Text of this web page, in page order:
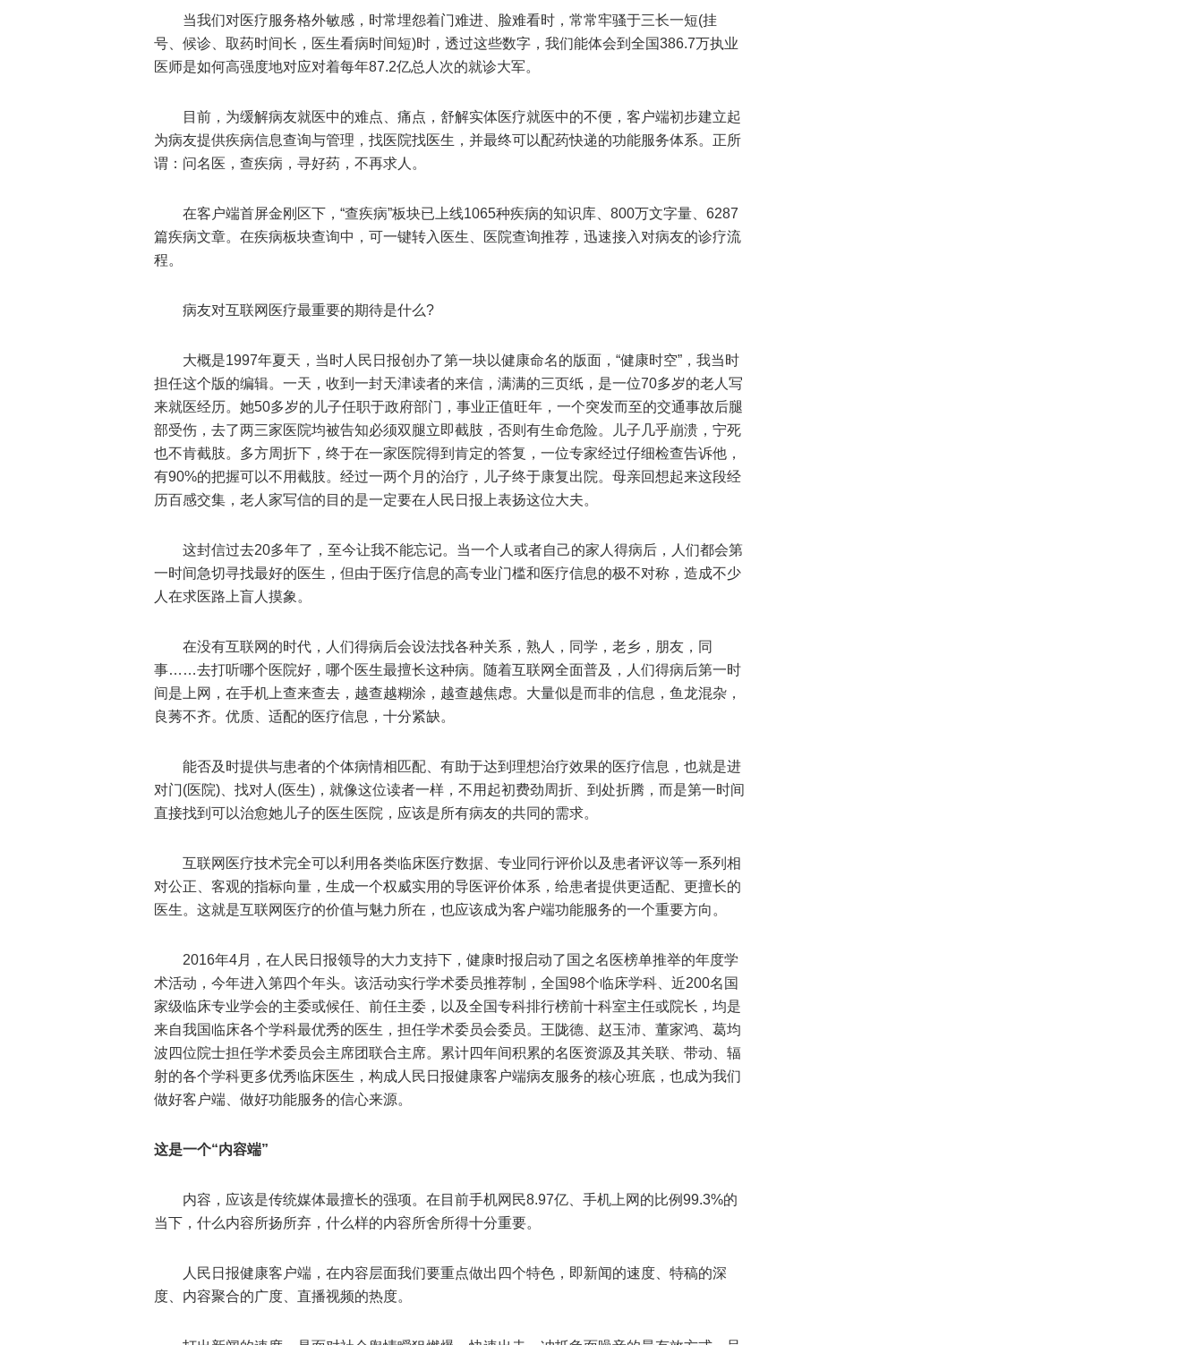
当我们对医疗服务格外敏感，时常埋怨着门难进、脸难看时，常常牢骚于三长一短(挂
号、候诊、取药时间长，医生看病时间短)时，透过这些数字，我们能体会到全国386.7万执业
医师是如何高强度地对应对着每年87.2亿总人次的就诊大军。
目前，为缓解病友就医中的难点、痛点，舒解实体医疗就医中的不便，客户端初步建立起
为病友提供疾病信息查询与管理，找医院找医生，并最终可以配药快递的功能服务体系。正所
谓：问名医，查疾病，寻好药，不再求人。
在客户端首屏金刚区下，“查疾病”板块已上线1065种疾病的知识库、800万文字量、6287
篇疾病文章。在疾病板块查询中，可一键转入医生、医院查询推荐，迅速接入对病友的诊疗流
程。
病友对互联网医疗最重要的期待是什么?
大概是1997年夏天，当时人民日报创办了第一块以健康命名的版面，“健康时空”，我当时
担任这个版的编辑。一天，收到一封天津读者的来信，满满的三页纸，是一位70多岁的老人写
来就医经历。她50多岁的儿子任职于政府部门，事业正值旺年，一个突发而至的交通事故后腿
部受伤，去了两三家医院均被告知必须双腿立即截肢，否则有生命危险。儿子几乎崩溃，宁死
也不肯截肢。多方周折下，终于在一家医院得到肯定的答复，一位专家经过仔细检查告诉他，
有90%的把握可以不用截肢。经过一两个月的治疗，儿子终于康复出院。母亲回想起来这段经
历百感交集，老人家写信的目的是一定要在人民日报上表扬这位大夫。
这封信过去20多年了，至今让我不能忘记。当一个人或者自己的家人得病后，人们都会第
一时间急切寻找最好的医生，但由于医疗信息的高专业门槛和医疗信息的极不对称，造成不少
人在求医路上盲人摸象。
在没有互联网的时代，人们得病后会设法找各种关系，熟人，同学，老乡，朋友，同
事……去打听哪个医院好，哪个医生最擅长这种病。随着互联网全面普及，人们得病后第一时
间是上网，在手机上查来查去，越查越糊涂，越查越焦虑。大量似是而非的信息，鱼龙混杂，
良莠不齐。优质、适配的医疗信息，十分紧缺。
能否及时提供与患者的个体病情相匹配、有助于达到理想治疗效果的医疗信息，也就是进
对门(医院)、找对人(医生)，就像这位读者一样，不用起初费劲周折、到处折腾，而是第一时间
直接找到可以治愈她儿子的医生医院，应该是所有病友的共同的需求。
互联网医疗技术完全可以利用各类临床医疗数据、专业同行评价以及患者评议等一系列相
对公正、客观的指标向量，生成一个权威实用的导医评价体系，给患者提供更适配、更擅长的
医生。这就是互联网医疗的价值与魅力所在，也应该成为客户端功能服务的一个重要方向。
2016年4月，在人民日报领导的大力支持下，健康时报启动了国之名医榜单推举的年度学
术活动，今年进入第四个年头。该活动实行学术委员推荐制，全国98个临床学科、近200名国
家级临床专业学会的主委或候任、前任主委，以及全国专科排行榜前十科室主任或院长，均是
来自我国临床各个学科最优秀的医生，担任学术委员会委员。王陇德、赵玉沛、董家鸿、葛均
波四位院士担任学术委员会主席团联合主席。累计四年间积累的名医资源及其关联、带动、辐
射的各个学科更多优秀临床医生，构成人民日报健康客户端病友服务的核心班底，也成为我们
做好客户端、做好功能服务的信心来源。
这是一个“内容端”
内容，应该是传统媒体最擅长的强项。在目前手机网民8.97亿、手机上网的比例99.3%的
当下，什么内容所扬所弃，什么样的内容所舍所得十分重要。
人民日报健康客户端，在内容层面我们要重点做出四个特色，即新闻的速度、特稿的深
度、内容聚合的广度、直播视频的热度。